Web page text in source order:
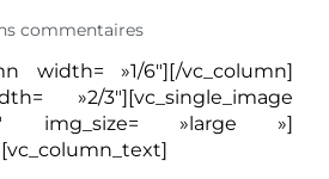
commentaires
width= »1/6″][/vc_column]
»2/3″][vc_single_image
img_size= »large »]